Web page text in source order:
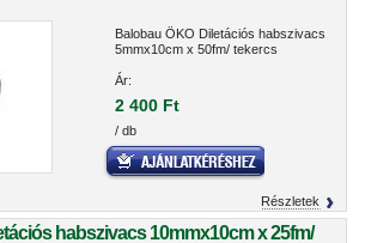
Balobau ÖKO Diletációs habszivacs
5mmx10cm x 50fm/ tekercs
Ár:
2 400 Ft
/ db
Részletek
habszivacs 10mmx10cm x 25fm/